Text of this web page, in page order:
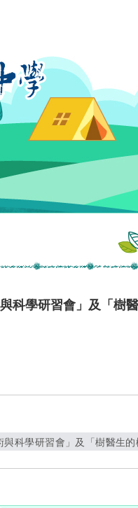
科學研習會」及「樹
與科學研習會」及「樹醫生